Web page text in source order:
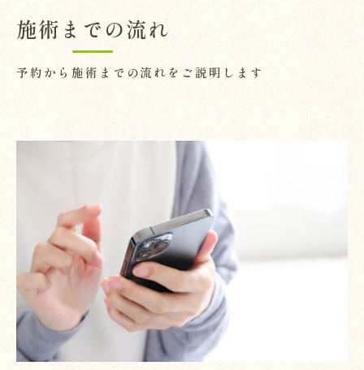
施術までの流れ
予約から施術までの流れをご説明します